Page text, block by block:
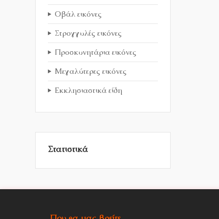
Οβάλ εικόνες
Στρογγυλές εικόνες
Προσκυνητάρια εικόνες
Μεγαλύτερες εικόνες
Εκκλησιαστικά είδη
Στατιστικά